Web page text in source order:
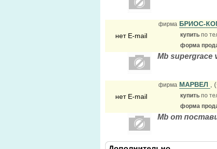
нет E-mail
фирма БРИОС-
купить по
форма
Mb supergrace
нет E-mail
фирма МАРВЕЛ ,
купить по
форма
Mb от